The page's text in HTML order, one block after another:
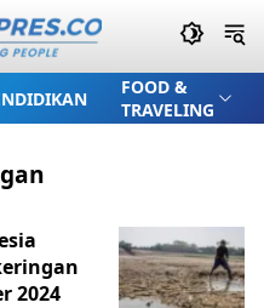
FOOD &
TRAVELING
2024